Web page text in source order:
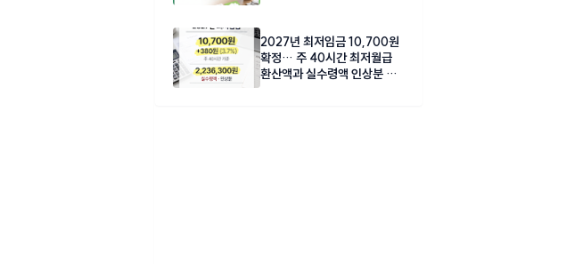
2027년 최저임금 10,700원
확정… 주 40시간 최저월급
환산액과 실수령액 인상분 총